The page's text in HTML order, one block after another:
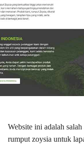
Website ini adalah
rumput zoysia untuk